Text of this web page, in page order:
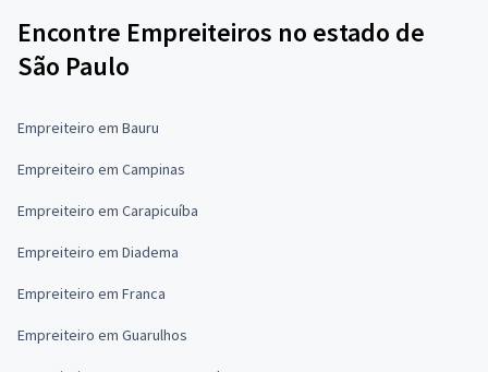
Encontre Empreiteiros no estado de
São Paulo
Empreiteiro em Bauru
Empreiteiro em Campinas
Empreiteiro em Carapicuíba
Empreiteiro em Diadema
Empreiteiro em Franca
Empreiteiro em Guarulhos